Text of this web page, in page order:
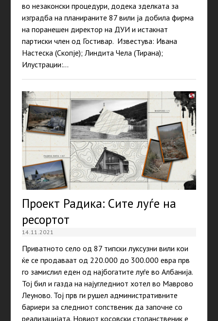
во незаконски процедури, додека зделката за
изградба на планираните 87 вили ја добила фирма
на поранешен директор на ДУИ и истакнат
партиски член од Гостивар. Известува: Ивана
Настеска (Скопје); Линдита Чела (Тирана);
Илустрации:…
Проект Радика: Сите луѓе на
ресортот
14.11.2021
Приватното село од 87 типски луксузни вили кои
ќе се продаваат од 220.000 до 300.000 евра прв
го замислил еден од најбогатите луѓе во Албанија.
Тој бил и газда на најугледниот хотел во Маврово
Леуново. Тој прв ги рушел административните
бариери за следниот сопственик да започне со
реализацијата. Новиот косовски стопанственик е